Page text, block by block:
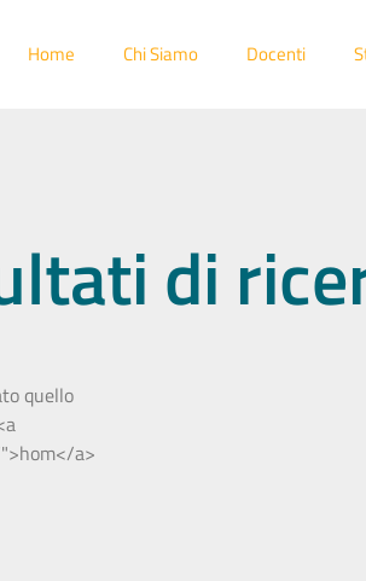
Home Chi Siamo Docenti
di
quello
a>